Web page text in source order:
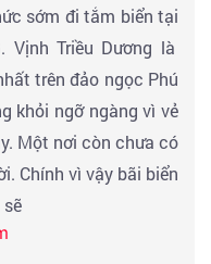
Về nhà nghỉ/khách
hình tại CỘT CỜ CHỦ
Đến đây du khách sẽ
liêng cũng như
việc bảo vệ chủ
sớm đi tắm biển tại
. Vịnh Triều Dương là
trên đảo ngọc Phú
khỏi ngỡ ngàng vì vẻ
Một nơi còn chưa có
Chính vì vậy bãi biển